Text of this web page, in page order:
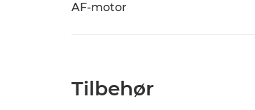
AF-motor
Tilbehør